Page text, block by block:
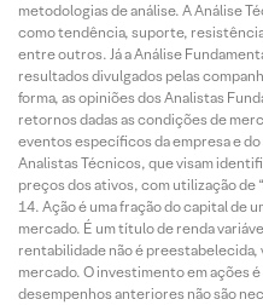
metodologias de análise. A Análise
como tendência, suporte,
entre outros. Já a Análise
resultados divulgados pelas
forma, as opiniões dos Analistas
retornos dadas as condições de
eventos específicos da empresa e
Analistas Técnicos, que visam
preços dos ativos, com utilização de
Ação é uma fração do capital de
mercado. É um título de renda
rentabilidade não é
mercado. O investimento em ações
desempenhos anteriores não são